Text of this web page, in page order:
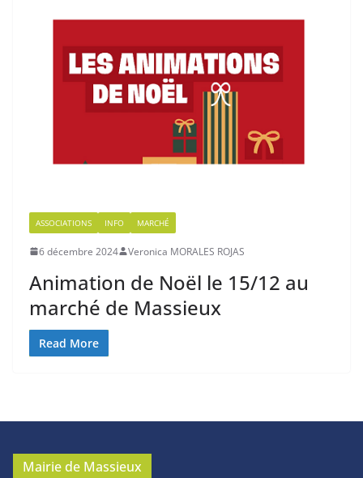
ASSOCIATIONS INFO MARCHÉ
6 décembre 2024 Veronica MORALES ROJAS
Animation de Noël le 15/12 au
marché de Massieux
Read More
Mairie de Massieux